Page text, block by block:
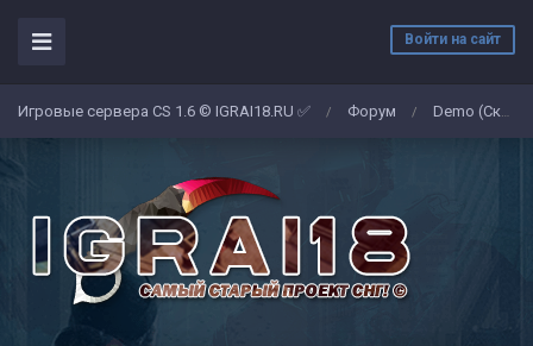
Войти на сайт
Игровые сервера CS 1.6 © IGRAI18.RU ✅ / Форум / Demo (Скриншоты)